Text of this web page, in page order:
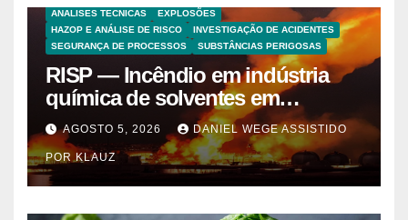
ANALISES TECNICAS
EXPLOSÕES
HAZOP E ANÁLISE DE RISCO
INVESTIGAÇÃO DE ACIDENTES
SEGURANÇA DE PROCESSOS
SUBSTÂNCIAS PERIGOSAS
RISP — Incêndio em indústria
química de solventes em
Itaquaquecetuba/SP
(UNIQUIMA/Quema)
AGOSTO 5, 2026 DANIEL WEGE ASSISTIDO
POR KLAUZ